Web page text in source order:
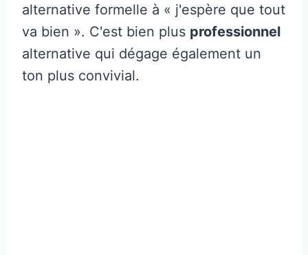
alternative formelle à « j'espère que tout
va bien ». C'est bien plus professionnel
alternative qui dégage également un
ton plus convivial.